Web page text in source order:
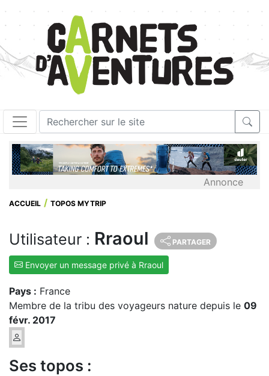
Annonce
ACCUEIL TOPOS MYTRIP
Utilisateur : Rraoul PARTAGER
Envoyer un message privé à Rraoul
Pays : France
Membre de la tribu des voyageurs nature depuis le 09
févr. 2017
Ses topos :